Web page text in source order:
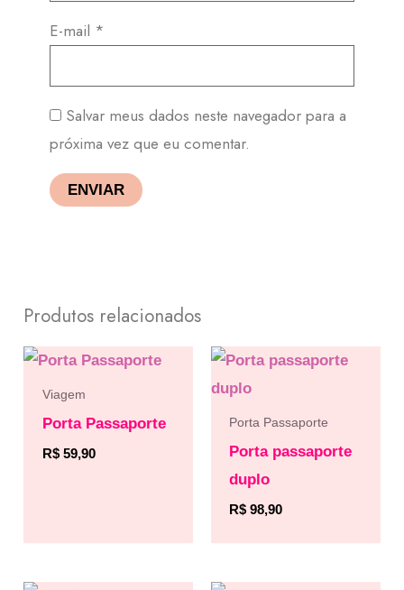
E-mail *
Salvar meus dados neste navegador para a
próxima vez que eu comentar.
Produtos relacionados
Viagem
Porta Passaporte
R$59,90
Porta Passaporte
Porta passaporte
duplo
R$ 98,90